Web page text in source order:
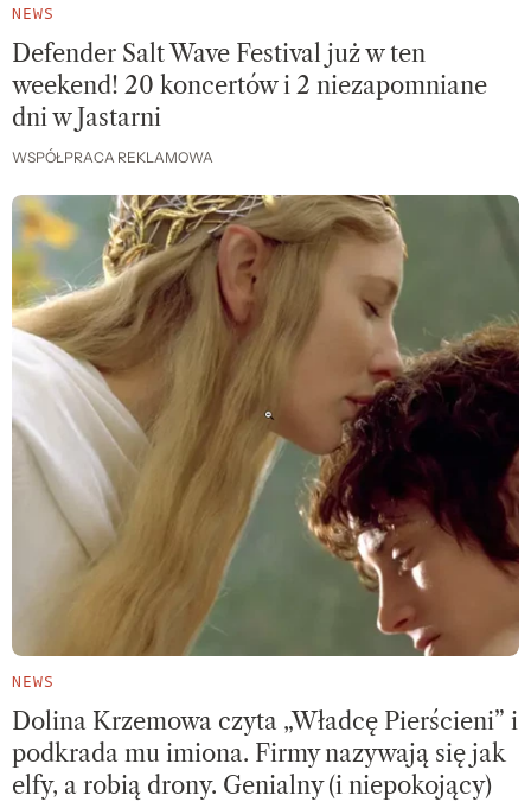
NEWS
Defender Salt Wave Festival już w ten
weekend! 20 koncertów i 2 niezapomniane
dni w Jastarni
WSPÓŁPRACA REKLAMOWA
NEWS
Dolina Krzemowa czyta „Władcę Pierścieni” i
podkrada mu imiona. Firmy nazywają się jak
elfy, a robią drony. Genialny (i niepokojący)